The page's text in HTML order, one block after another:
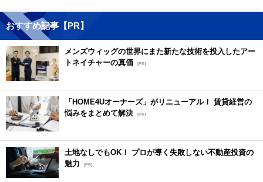
おすすめ記事【PR】
メンズウィッグの世界にまた新たな技術を投入したアー
トネイチャーの真価 [PR]
「HOME4Uオーナーズ」がリニューアル！ 賃貸経営の
悩みをまとめて解決 [PR]
土地なしでもOK！ プロが導く失敗しない不動産投資の
魅力
[PR]